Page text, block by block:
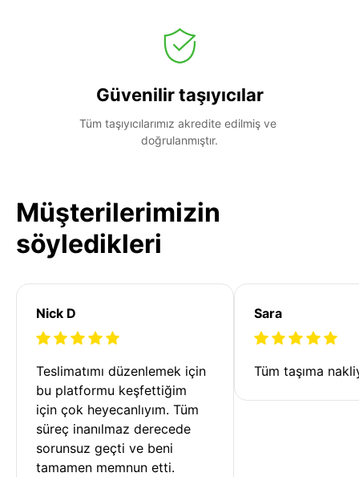
Güvenilir taşıyıcılar
Tüm taşıyıcılarımız akredite edilmiş ve
doğrulanmıştır.
Müşterilerimizin
söyledikleri
Nick D
Teslimatımı düzenlemek için
bu platformu keşfettiğim
için çok heyecanlıyım. Tüm
süreç inanılmaz derecede
sorunsuz geçti ve beni
tamamen memnun etti.
Sara
Tüm taşıma